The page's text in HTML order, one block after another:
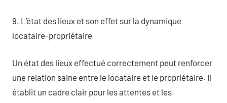
9. L’état des lieux et son effet sur la dynamique
locataire-propriétaire
Un état des lieux effectué correctement peut renforcer
une relation saine entre le locataire et le propriétaire. Il
établit un cadre clair pour les attentes et les